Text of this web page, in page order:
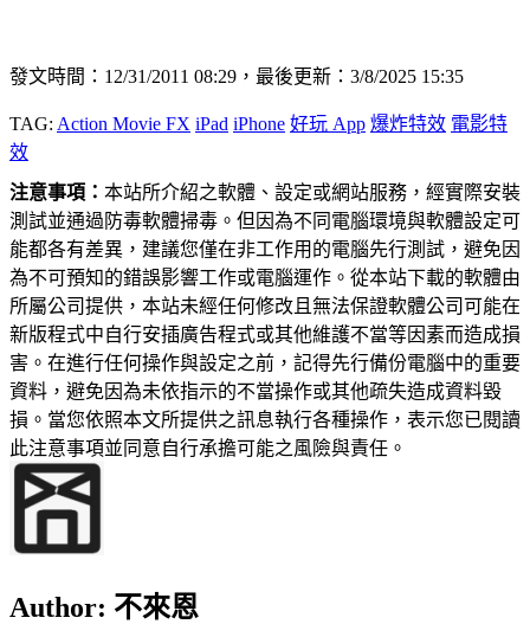
發文時間：12/31/2011 08:29，最後更新：3/8/2025 15:35
TAG: Action Movie FX iPad iPhone 好玩 App 爆炸特效 電影特
效
注意事項： 本站所介紹之軟體、設定或網站服務，經實際安裝
測試並通過防毒軟體掃毒。但因為不同電腦環境與軟體設定可
能都各有差異，建議您僅在非工作用的電腦先行測試，避免因
為不可預知的錯誤影響工作或電腦運作。從本站下載的軟體由
所屬公司提供，本站未經任何修改且無法保證軟體公司可能在
新版程式中自行安插廣告程式或其他維護不當等因素而造成損
害。在進行任何操作與設定之前，記得先行備份電腦中的重要
資料，避免因為未依指示的不當操作或其他疏失造成資料毀
損。當您依照本文所提供之訊息執行各種操作，表示您已閱讀
此注意事項並同意自行承擔可能之風險與責任。
Author: 不來恩